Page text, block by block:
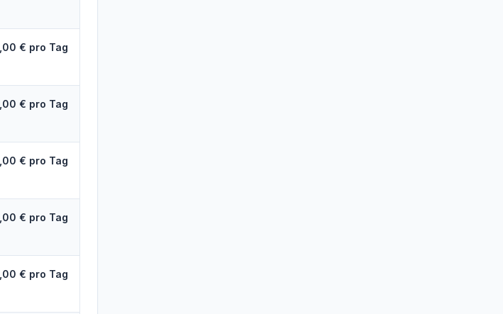
€ pro Tag
€ pro Tag
€ pro Tag
€ pro Tag
€ pro Tag